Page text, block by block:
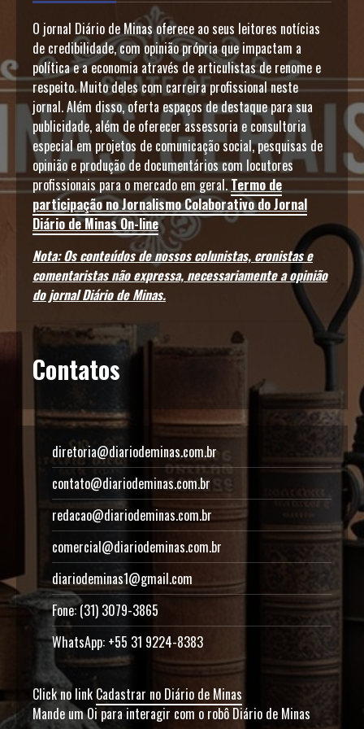
O jornal Diário de Minas oferece ao seus leitores notícias
de credibilidade, com opinião própria que impactam a
política e a economia através de articulistas de renome e
respeito. Muito deles com carreira profissional neste
jornal. Além disso, oferta espaços de destaque para sua
publicidade, além de oferecer assessoria e consultoria
especial em projetos de comunicação social, pesquisas de
opinião e produção de documentários com locutores
profissionais para o mercado em geral.Termo de
participação no Jornalismo Colaborativo do Jornal
Diário de Minas On-line
Nota: Os conteúdos de nossos colunistas, cronistas e
comentaristas não expressa, necessariamente a opinião
do jornal Diário de Minas.
Contatos
diretoria@diariodeminas.com.br
contato@diariodeminas.com.br
redacao@diariodeminas.com.br
comercial@diariodeminas.com.br
diariodeminas1@gmail.com
Fone: (31) 3079-3865
WhatsApp: +55 31 9224-8383
Click no link Cadastrar no Diário de Minas
Mande um Oi para interagir com o robô Diário de Minas